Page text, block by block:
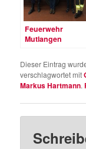
Feuerwehr
Mutlangen
Kameraden
Dieser Eintrag
verschlagwortet mit
Markus Hartmann.